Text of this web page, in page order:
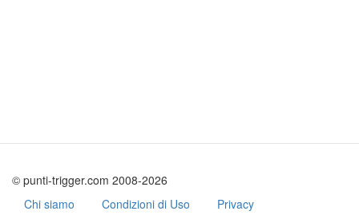
© punti-trigger.com 2008-2026
Chi siamo
Condizioni di Uso Privacy